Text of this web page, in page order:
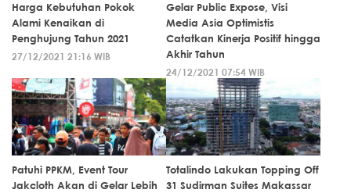
Harga Kebutuhan Pokok
Alami Kenaikan di
Penghujung Tahun 2021
27/12/2021 21:16 WIB
Gelar Public Expose, Visi
Media Asia Optimistis
Catatkan Kinerja Positif hingga
Akhir Tahun
24/12/2021 07:54 WIB
Patuhi PPKM, Event Tour
Jakcloth Akan di Gelar Lebih
Totalindo Lakukan Topping Off
31 Sudirman Suites Makassar